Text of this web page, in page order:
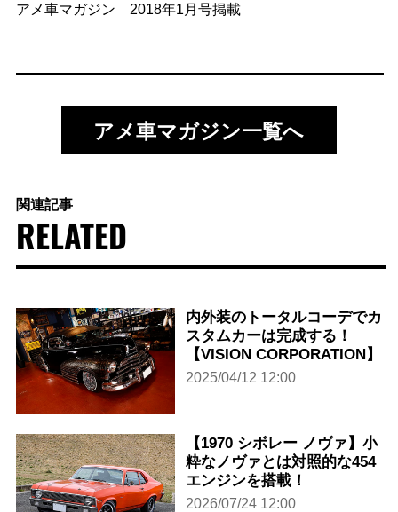
アメ車マガジン 2018年1月号掲載
アメ車マガジン一覧へ
関連記事
RELATED
内外装のトータルコーデでカ
スタムカーは完成する！
【VISION CORPORATION】
2025/04/12 12:00
【1970 シボレー ノヴァ】小
粋なノヴァとは対照的な454
エンジンを搭載！
2026/07/24 12:00